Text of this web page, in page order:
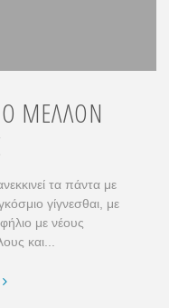
ΜΕΛΛΟΝ
τα πάντα με
γίγνεσθαι, με
με νέους
και...
"ΕΥΡΩΠΗ